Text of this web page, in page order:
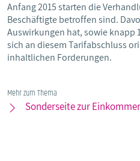
Anfang 2015 starten die
Beschäftigte betroffen sind.
Auswirkungen hat, sowie knapp
sich an diesem Tarifabschluss
inhaltlichen Forderungen.
Mehr zum Thema
Sonderseite zur